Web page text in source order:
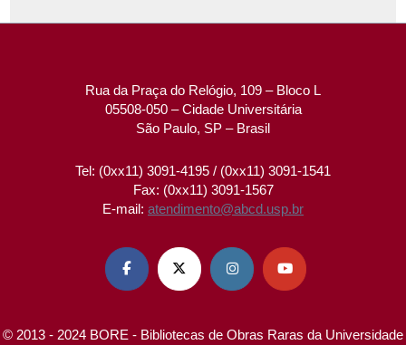
Rua da Praça do Relógio, 109 – Bloco L
05508-050 – Cidade Universitária
São Paulo, SP – Brasil
Tel: (0xx11) 3091-4195 / (0xx11) 3091-1541
Fax: (0xx11) 3091-1567
E-mail: atendimento@abcd.usp.br
   
© 2013 - 2024 BORE - Bibliotecas de Obras Raras da Universidade